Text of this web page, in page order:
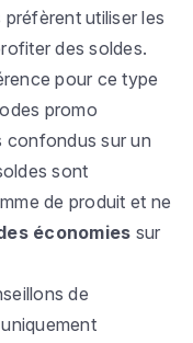
utiliser les
des soldes.
pour ce type
promo
confondus sur un
sont
de produit et ne
économies sur
de
uniquement